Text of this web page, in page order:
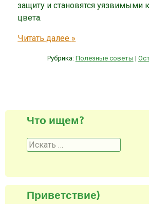
защиту и становятся
цвета.
Читать далее »
Рубрика: Полезные советы |
Что ищем?
Поиск
Приветствие)